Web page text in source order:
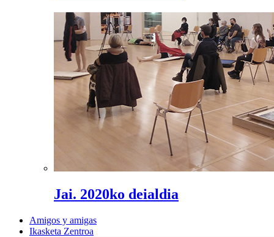
Jai. 2020ko deialdia
Amigos y amigas
Ikasketa Zentroa